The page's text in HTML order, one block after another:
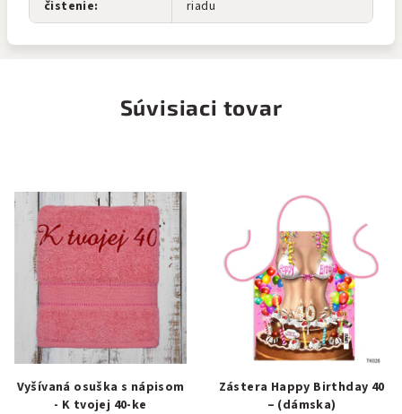
čistenie: riadu
Súvisiaci tovar
Vyšívaná osuška s nápisom
- K tvojej 40-ke
Zástera Happy Birthday 40
– (dámska)